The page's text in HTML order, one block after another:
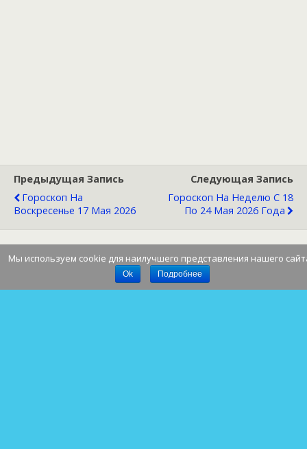
Предыдущая Запись
Гороскоп На
Воскресенье 17 Мая 2026
Следующая Запись
Гороскоп На Неделю С 18
По 24 Мая 2026 Года
Мы используем cookie для наилучшего представления нашего
Ok Подробнее
Наверх